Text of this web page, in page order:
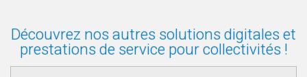
Découvrez nos autres solutions digitales et
prestations de service pour collectivités !